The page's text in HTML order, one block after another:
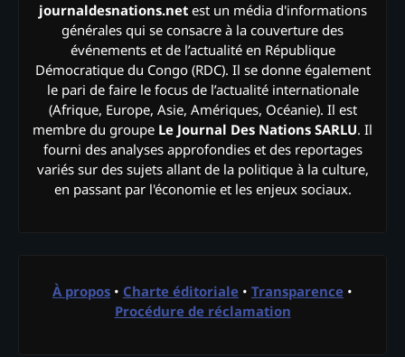
journaldesnations.netest un média d'informations
générales qui se consacre à la couverture des
événements et de l’actualité en République
Démocratique du Congo (RDC). Il se donne également
le pari de faire le focus de l’actualité internationale
(Afrique, Europe, Asie, Amériques, Océanie). Il est
membre du groupe Le Journal Des Nations SARLU. Il
fourni des analyses approfondies et des reportages
variés sur des sujets allant de la politique à la culture,
en passant par l'économie et les enjeux sociaux.
À propos • Charte éditoriale • Transparence •
Procédure de réclamation